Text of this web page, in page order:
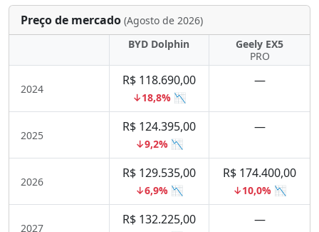
Preço de mercado (Agosto de 2026)
BYD Dolphin
Geely EX5
PRO
2024
R$ 118.690,00
↓18,8% 📉
—
2025
R$ 124.395,00
↓9,2% 📉
—
2026
R$ 129.535,00
↓6,9% 📉
R$ 174.400,00
↓10,0% 📉
2027
R$ 132.225,00 —